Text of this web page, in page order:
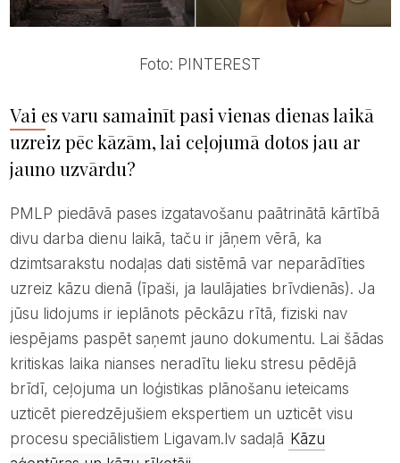
Foto: PINTEREST
Vai es varu samainīt pasi vienas dienas laikā
uzreiz pēc kāzām, lai ceļojumā dotos jau ar
jauno uzvārdu?
PMLP piedāvā pases izgatavošanu paātrinātā kārtībā
divu darba dienu laikā, taču ir jāņem vērā, ka
dzimtsarakstu nodaļas dati sistēmā var neparādīties
uzreiz kāzu dienā (īpaši, ja laulājaties brīvdienās). Ja
jūsu lidojums ir ieplānots pēckāzu rītā, fiziski nav
iespējams paspēt saņemt jauno dokumentu. Lai šādas
kritiskas laika nianses neradītu lieku stresu pēdējā
brīdī, ceļojuma un loģistikas plānošanu ieteicams
uzticēt pieredzējušiem ekspertiem un uzticēt visu
procesu speciālistiem Ligavam.lv sadaļā Kāzu